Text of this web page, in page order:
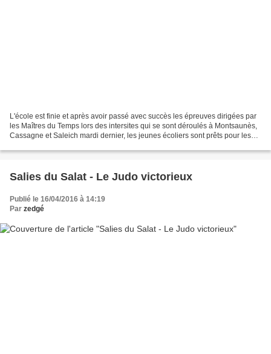
L'école est finie et après avoir passé avec succès les épreuves dirigées par
les Maîtres du Temps lors des intersites qui se sont déroulés à Montsaunès,
Cassagne et Saleich mardi dernier, les jeunes écoliers sont prêts pour les
Salies du Salat - Le Judo victorieux
Publié le 16/04/2016 à 14:19
Par zedgé